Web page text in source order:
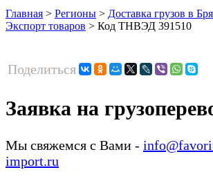
Главная > Регионы > Доставка грузов в
Экспорт товаров > Код ТНВЭД 391510
Поделиться
Заявка на
Мы свяжемся с Вами -
import.ru